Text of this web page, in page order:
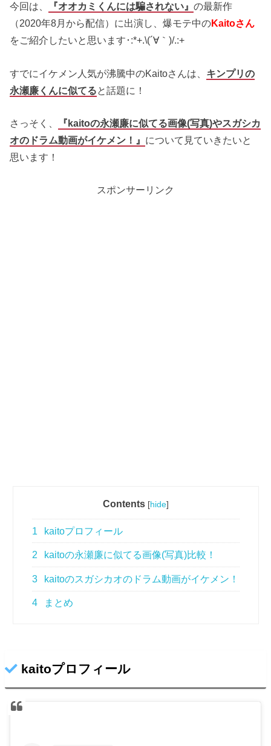
今回は、 『オオカミくんには騙されない』の最新作
（2020年8月から配信）に出演し、爆モテ中のKaitoさん
をご紹介したいと思います･:*+.\(´∀｀)/.:+
すでにイケメン人気が沸騰中のKaitoさんは、 キンプリの
永瀬廉くんに似てると話題に！
さっそく、
『kaitoの永瀬廉に似てる画像(写真)やスガシカ
オのドラム動画がイケメン！』 について見ていきたいと
思います！
スポンサーリンク
Contents [hide]
1 kaitoプロフィール
2 kaitoの永瀬廉に似てる画像(写真)比較！
3 kaitoのスガシカオのドラム動画がイケメン！
4 まとめ
kaitoプロフィール